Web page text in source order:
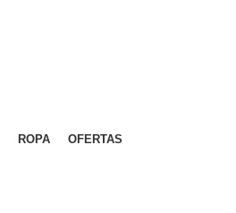
ROPA OFERTAS